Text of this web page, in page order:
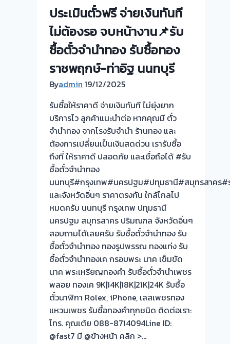
ไถ่ถอน
ถึง
โรง
จำนำ-
ร้าน
ทอง
ประเมิน
ฟรี
จ่าย
เงิน
ทันที
ไม่
ต้อง
รอ
จบ
หน้า
งาน
📌
รับ
ซื้อ
ตั๋ว
จำนำ
ทอง
รับ
ซื้อ
ทอง
ประเมินตั๋วฟรี จ่ายเงินทันที
ไม่ต้องรอ จบหน้างาน📌รับ
ซื้อตั๋วจำนำทอง รับซื้อทอง
ราชพฤกษ์-ท่าอิฐ นนทบุรี
Byadmin 19/12/2025
รับซื้อให้ราคาดี จ่ายเงินทันที ไม่ยุ่งยาก
บริการไว ลูกค้าแนะนำต่อ หากคุณมี ตั๋ว
จำนำทอง จากโรงรับจำนำ ร้านทอง และ
ต้องการเปลี่ยนเป็นเงินสดด่วน เรารับซื้อ
ถึงที่ ให้ราคาดี ปลอดภัย และเชื่อถือได้ #รับ
ซื้อตั๋วจำนำทอง
นนทบุรี#กรุงเทพ#นครปฐม#ปทุมธานี#สมุทรสาคร#
และจังหวัดอิ่นๆ ราคาตรงกัน ใกล้ไกลไป
หมดครับ นนทบุรี กรุงเทพ ปทุมธานี
นครปฐม สมุทรสาคร ปริมณฑล จังหวัดอิ่นๆ
สอบถามได้เลยครับ รับซื้อตั๋วจำนำทอง รับ
ซื้อตั๋วจำนำทอง ทองรูปพรรณ ทองแท่ง รับ
ซื้อตั๋วจำนำทองเค กรอบพระ นาค เข็มขัด
นาค พระเหรียญทองคำ รับซื้อตั๋วจำนำเพชร
พลอย ทองเค 9K|14K|18K|21K|24K รับซื้อ
ตั๋วนาฬิกา Rolex, iPhone, เลสเพชรทอง
แหวนเพชร รับซื้อทองคำทุกชนิด ติดต่อเรา:
โทร. คุณเต้ย 088-8714094Line ID:
@fast7 มี @ข้างหน้า คลิก >…